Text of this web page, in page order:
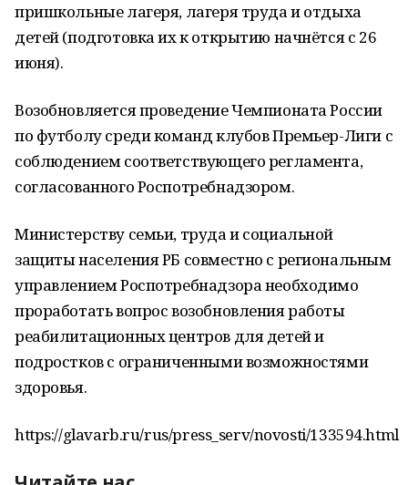
пришкольные лагеря, лагеря труда и отдыха
детей (подготовка их к открытию начнётся с 26
июня).
Возобновляется проведение Чемпионата России
по футболу среди команд клубов Премьер-Лиги с
соблюдением соответствующего регламента,
согласованного Роспотребнадзором.
Министерству семьи, труда и социальной
защиты населения РБ совместно с региональным
управлением Роспотребнадзора необходимо
проработать вопрос возобновления работы
реабилитационных центров для детей и
подростков с ограниченными возможностями
здоровья.
https://glavarb.ru/rus/press_serv/novosti/133594.html